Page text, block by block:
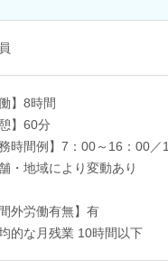
】8時間
】60分
時間例】7：00～16：00／
・地域により変動あり
外労働有無】有
的な月残業 10時間以下